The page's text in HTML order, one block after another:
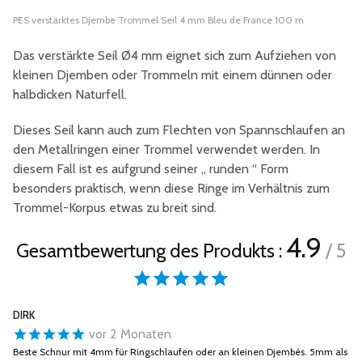
PES verstärktes Djembe Trommel Seil 4 mm Bleu de France 100 m
Das verstärkte Seil Ø4 mm eignet sich zum Aufziehen von
kleinen Djemben oder Trommeln mit einem dünnen oder
halbdicken Naturfell.
Dieses Seil kann auch zum Flechten von Spannschlaufen an
den Metallringen einer Trommel verwendet werden. In
diesem Fall ist es aufgrund seiner „ runden “ Form
besonders praktisch, wenn diese Ringe im Verhältnis zum
Trommel-Korpus etwas zu breit sind.
Gesamtbewertung des Produkts :4.9 / 5
DIRK
vor 2 Monaten
Beste Schnur mit 4mm für Ringschlaufen oder an kleinen Djembés. 5mm als